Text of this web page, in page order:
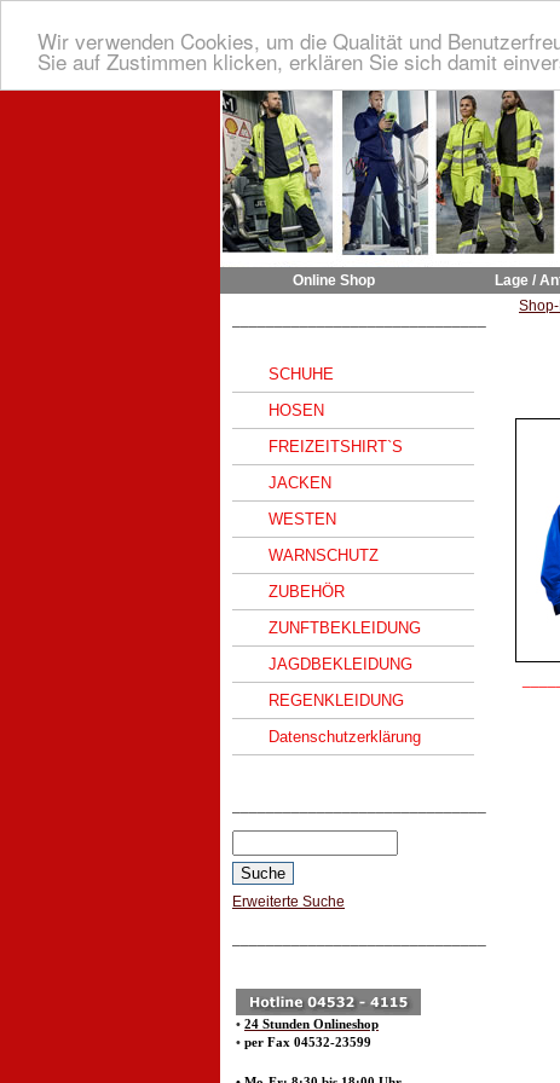
Wir verwenden Cookies, um die Qualität und
Sie auf Zustimmen klicken, erklären Sie sich damit
Online Shop Lage /
SCHUHE
HOSEN
FREIZEITSHIRT`S
JACKEN
WESTEN
WARNSCHUTZ
ZUBEHÖR
ZUNFTBEKLEIDUNG
JAGDBEKLEIDUNG
REGENKLEIDUNG
Datenschutzerklärung
Erweiterte Suche
• 24 Stunden Onlineshop
• per Fax 04532-23599